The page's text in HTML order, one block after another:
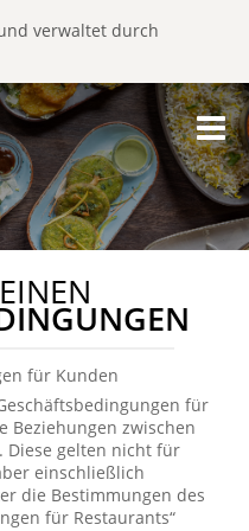
verwaltet durch
für Kunden
für
Beziehungen zwischen
Diese gelten nicht für
einschließlich
die Bestimmungen des
für Restaurants“